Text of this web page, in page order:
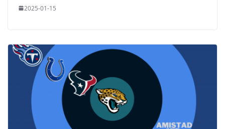
2025-01-15